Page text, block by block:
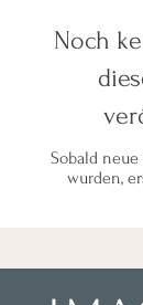
Noch
Sobald
wurden,